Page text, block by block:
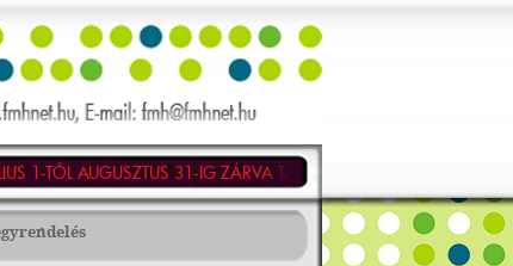
1-TŐL AUGUSZTUS 31-IG ZÁRVA TART!